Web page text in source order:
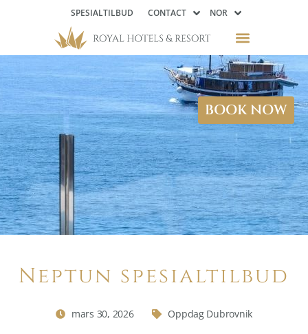
SPESIALTILBUD CONTACT NOR
Neptun spesialtilbud
mars 30, 2026 Oppdag Dubrovnik
BOOK NOW